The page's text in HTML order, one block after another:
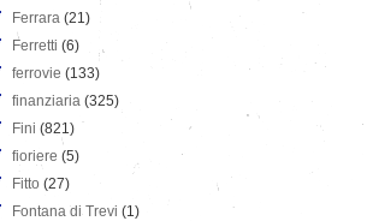
Ferrara (21)
Ferretti (6)
ferrovie (133)
finanziaria (325)
Fini (821)
fioriere (5)
Fitto (27)
Fontana di Trevi (1)